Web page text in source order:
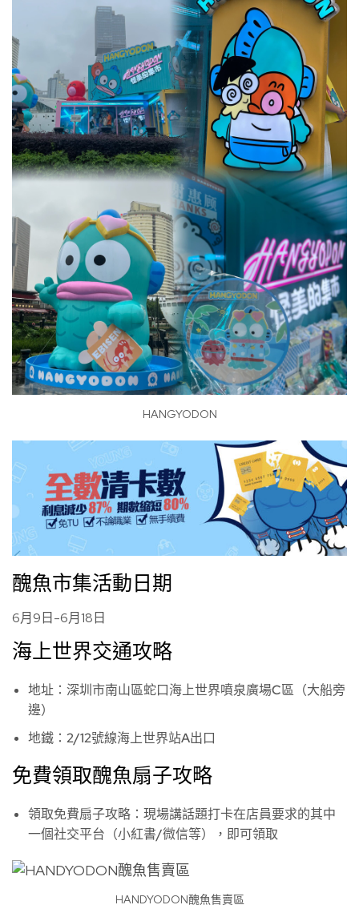
HANGYODON
醜魚市集活動日期
6月9日-6月18日
海上世界交通攻略
地址：深圳市南山區蛇口海上世界噴泉廣場C區（大船旁
邊）
地鐵：2/12號線海上世界站A出口
免費領取醜魚扇子攻略
領取免費扇子攻略：現場講話題打卡在店員要求的其中
一個社交平台（小紅書/微信等），即可領取
HANDYODON醜魚售賣區